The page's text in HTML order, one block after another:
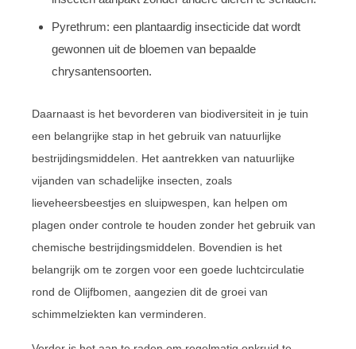
Pyrethrum: een plantaardig insecticide dat wordt
gewonnen uit de bloemen van bepaalde
chrysantensoorten.
Daarnaast is het bevorderen van biodiversiteit in je tuin
een belangrijke stap in het gebruik van natuurlijke
bestrijdingsmiddelen. Het aantrekken van natuurlijke
vijanden van schadelijke insecten, zoals
lieveheersbeestjes en sluipwespen, kan helpen om
plagen onder controle te houden zonder het gebruik van
chemische bestrijdingsmiddelen. Bovendien is het
belangrijk om te zorgen voor een goede luchtcirculatie
rond de Olijfbomen, aangezien dit de groei van
schimmelziekten kan verminderen.